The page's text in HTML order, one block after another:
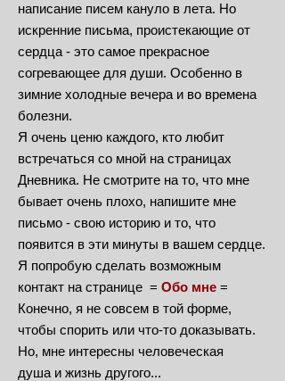
написание писем кануло в лета. Но
искренние письма, проистекающие от
сердца - это самое прекрасное
согревающее для души. Особенно в
зимние холодные вечера и во времена
болезни.
Я очень ценю каждого, кто любит
встречаться со мной на страницах
Дневника. Не смотрите на то, что мне
бывает очень плохо, напишите мне
письмо - свою историю и то, что
появится в эти минуты в вашем сердце.
Я попробую сделать возможным
контакт на странице = Обо мне =
Конечно, я не совсем в той форме,
чтобы спорить или что-то доказывать.
Но, мне интересны человеческая
душа и жизнь другого...